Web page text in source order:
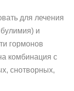
для лечения
и
гормонов
комбинация с
снотворных,